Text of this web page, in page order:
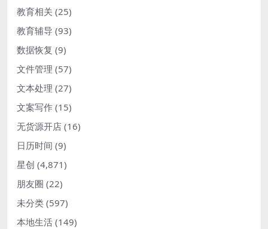
教育相关 (25)
教育辅导 (93)
数据恢复 (9)
文件管理 (57)
文本处理 (27)
文案写作 (15)
无货源开店 (16)
日历时间 (9)
星创 (4,871)
朋友圈 (22)
未分类 (597)
本地生活 (149)